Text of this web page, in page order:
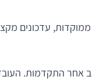
עדכונים
אחר התקדמות.